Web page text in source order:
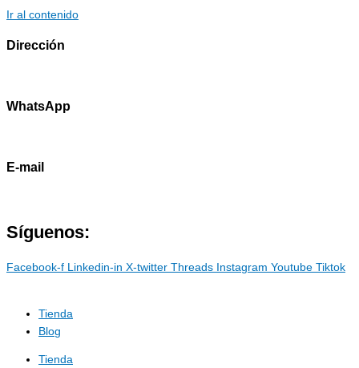
Ir al contenido
Dirección
WhatsApp
E-mail
Síguenos:
Facebook-f Linkedin-in X-twitter Threads Instagram Youtube Tiktok
Tienda
Blog
Tienda